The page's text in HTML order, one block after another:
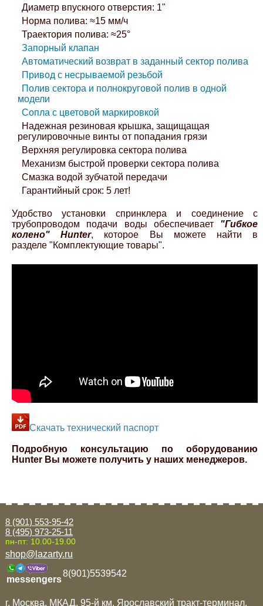
Диаметр впускного отверстия: 1"
Норма полива: ≈15 мм/ч
Траектория полива: ≈25°
Запорный клапан
Автоматический возврат в заданный сектор полива
Привод с несрываемой резьбой
Полив сектора и полнокруговой полив в одной
модели
Сопла с цветовой маркировкой
Надежная резиновая крышка, защищащая
регулировочные винты от попадания грязи
Верхняя регулировка сектора полива
Механизм быстрой проверки сектора полива
Смазка водой зубчатой передачи
Гарантийный срок: 5 лет!
Удобство установки спринклера и соединение с
трубопроводом подачи воды обеспечивает "Гибкое
колено"Hunter, которое Вы можете найти в
разделе "Комплектующие товары".
Cкачать технический паспорт
Подробную консультацию по оборудованию
Hunter Вы можете получить у наших менеджеров.
8 (901) 553-95-42
8 (495) 973-25-11
пн-пт: 10.00-19.00
shop@lazarty.ru
messengers
8(901)5539542
г. Москва, МКАД, 95-й км, Ярославский тракт-терминал.